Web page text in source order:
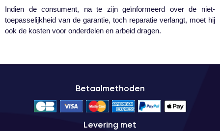
Indien de consument, na te zijn geïnformeerd over de niet-
toepasselijkheid van de garantie, toch reparatie verlangt, moet hij
ook de kosten voor onderdelen en arbeid dragen.
Betaalmethoden
Levering met